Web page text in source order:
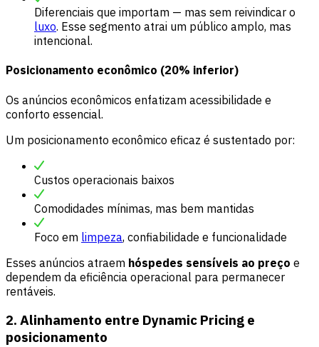
Diferenciais que importam — mas sem reivindicar o
luxo. Esse segmento atrai um público amplo, mas
intencional.
Posicionamento econômico (20% inferior)
Os anúncios econômicos enfatizam acessibilidade e
conforto essencial.
Um posicionamento econômico eficaz é sustentado por:
Custos operacionais baixos
Comodidades mínimas, mas bem mantidas
Foco em limpeza, confiabilidade e funcionalidade
Esses anúncios atraem hóspedes sensíveis ao preço e
dependem da eficiência operacional para permanecer
rentáveis.
2. Alinhamento entre Dynamic Pricing e
posicionamento